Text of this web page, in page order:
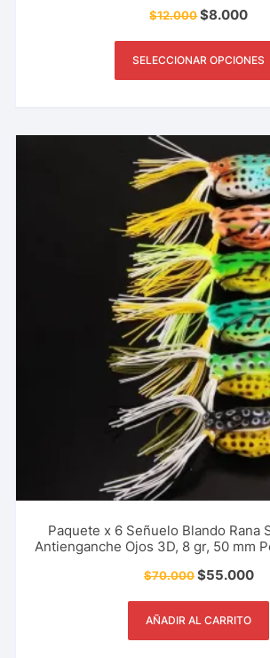
$12.000$8.000
SELECCIONAR OPCIONES
Paquete x 6 Señuelo Blando Rana
Antienganche Ojos 3D, 8 gr, 50 mm
$70.000$55.000
AÑADIR AL CARRITO